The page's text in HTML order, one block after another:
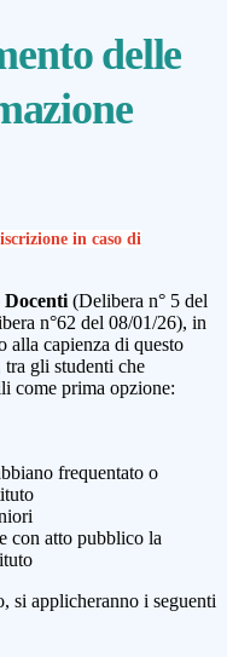
delle
in caso di
Docenti (Delibera n° 5 del
n°62 del 08/01/26), in
alla capienza di questo
gli studenti che
come prima opzione:
frequentato o
con atto pubblico la
si applicheranno i seguenti